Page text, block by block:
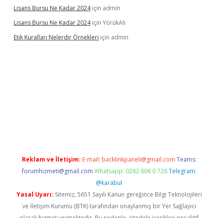
Lisans Bursu Ne Kadar 2024için admin
Lisans Bursu Ne Kadar 2024için YörükAli
Etik Kuralları Nelerdir Örnekleri için admin
Reklam ve İletişim: E-mail: backlinkpaneli@gmail.com Teams:
forumhizmeti@gmail.com Whatsapp: 0262 606 0 726 Telegram:
@karabul
Yasal Uyarı: Sitemiz, 5651 Sayılı Kanun gereğince Bilgi Teknolojileri
ve İletişim Kurumu (BTK) tarafından onaylanmış bir Yer Sağlayıcı